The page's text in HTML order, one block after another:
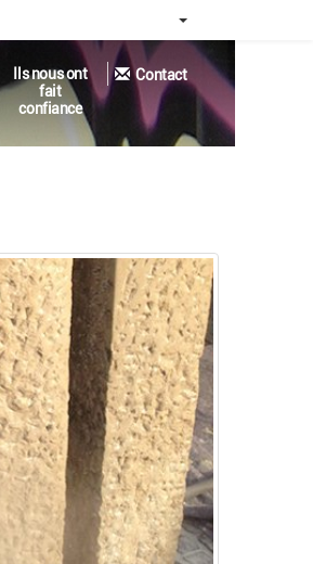
Ils nous ont
fait
confiance
| Contact